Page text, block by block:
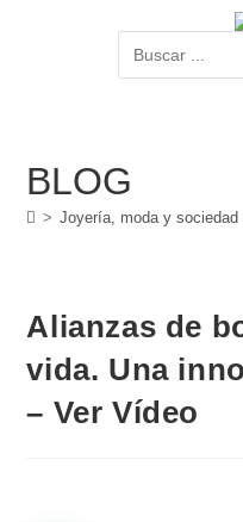
BLOG
> Joyería, moda y sociedad
Alianzas de
vida. Una
– Ver Vídeo